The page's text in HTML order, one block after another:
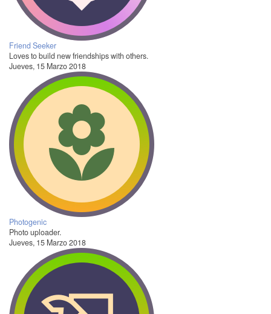
Friend Seeker
Loves to build new friendships with others.
Jueves, 15 Marzo 2018
Photogenic
Photo uploader.
Jueves, 15 Marzo 2018